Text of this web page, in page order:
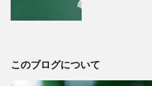
このブログについて